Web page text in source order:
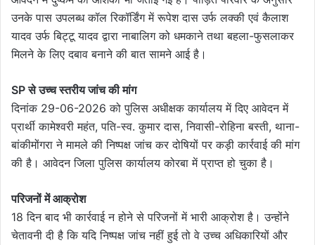
उनके पास उपलब्ध कॉल रिकॉर्डिंग में रूपेश दास उर्फ लक्की एवं कैलाश
यादव उर्फ बिट्टू यादव द्वारा नाबालिग को धमकाने तथा बहला-फुसलाकर
मिलने के लिए दबाव बनाने की बात सामने आई है।
SP से उच्च स्तरीय जांच की मांग
दिनांक 29-06-2026 को पुलिस अधीक्षक कार्यालय में दिए आवेदन में
प्रार्थी कामेश्वरी महंत, पति-स्व. कुमार दास, निवासी-रोहिना बस्ती, थाना-
बांकीमोंगरा ने मामले की निष्पक्ष जांच कर दोषियों पर कड़ी कार्रवाई की मांग
की है। आवेदन जिला पुलिस कार्यालय कोरबा में प्राप्त हो चुका है।
परिजनों में आक्रोश
18 दिन बाद भी कार्रवाई न होने से परिजनों में भारी आक्रोश है। उन्होंने
चेतावनी दी है कि यदि निष्पक्ष जांच नहीं हुई तो वे उच्च अधिकारियों और